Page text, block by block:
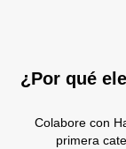
¿Por qué
Colabore con
primera